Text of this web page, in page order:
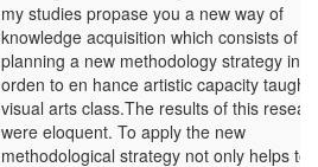
my studies propase you a new way of
knowledge acquisition which consists of
planning a new methodology strategy in
orden to en hance artistic capacity taught
visual arts class.The results of this
were eloquent. To apply the new
methodological strategy not only helps to